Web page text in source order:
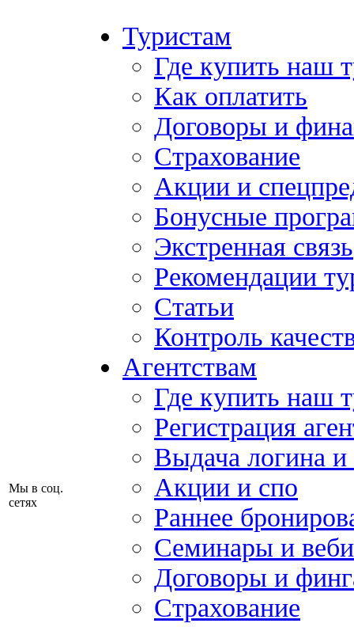
Мы в соц.
сетях
Туристам
Где купить наш
Как оплатить
Договоры и
Страхование
Акции и
Бонусные
Экстренная связь
Рекомендации
Статьи
Контроль
Агентствам
Где купить наш
Регистрация
Выдача логина и
Акции и спо
Раннее
Семинары и
Договоры и
Страхование